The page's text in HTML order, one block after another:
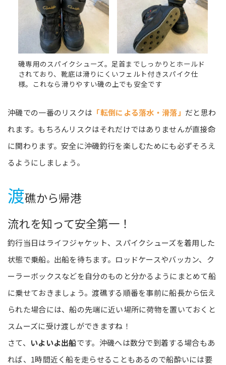
磯専用のスパイクシューズ。足首までしっかりとホールド
されており、靴底は滑りにくいフェルト付きスパイク仕
様。これなら滑りやすい磯の上でも安全です
沖磯での一番のリスクは 「転倒による落水・滑落」 だと思わ
れます。もちろんリスクはそれだけではありませんが直接命
に関わります。安全に沖磯釣行を楽しむためにも必ずそろえ
るようにしましょう。
渡礁から帰港
流れを知って安全第一！
釣行当日はライフジャケット、スパイクシューズを着用した
状態で乗船。出船を待ちます。ロッドケースやバッカン、ク
ーラーボックスなどを自分のものと分かるようにまとめて船
に乗せておきましょう。渡礁する順番を事前に船長から伝え
られた場合には、船の先端に近い場所に荷物を置いておくと
スムーズに受け渡しができますね！
さて、 いよいよ出船です。沖磯へは数分で到着する場合もあ
れば、1時間近く船を走らせることもあるので船酔いには要